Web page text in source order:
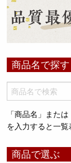
いめ甘酒 30g』
プをリリース致
でも持ち運びが
利です！
た！（2025年08
商品名で探す
「商品名」また
を入力すると一覧
商品で選ぶ